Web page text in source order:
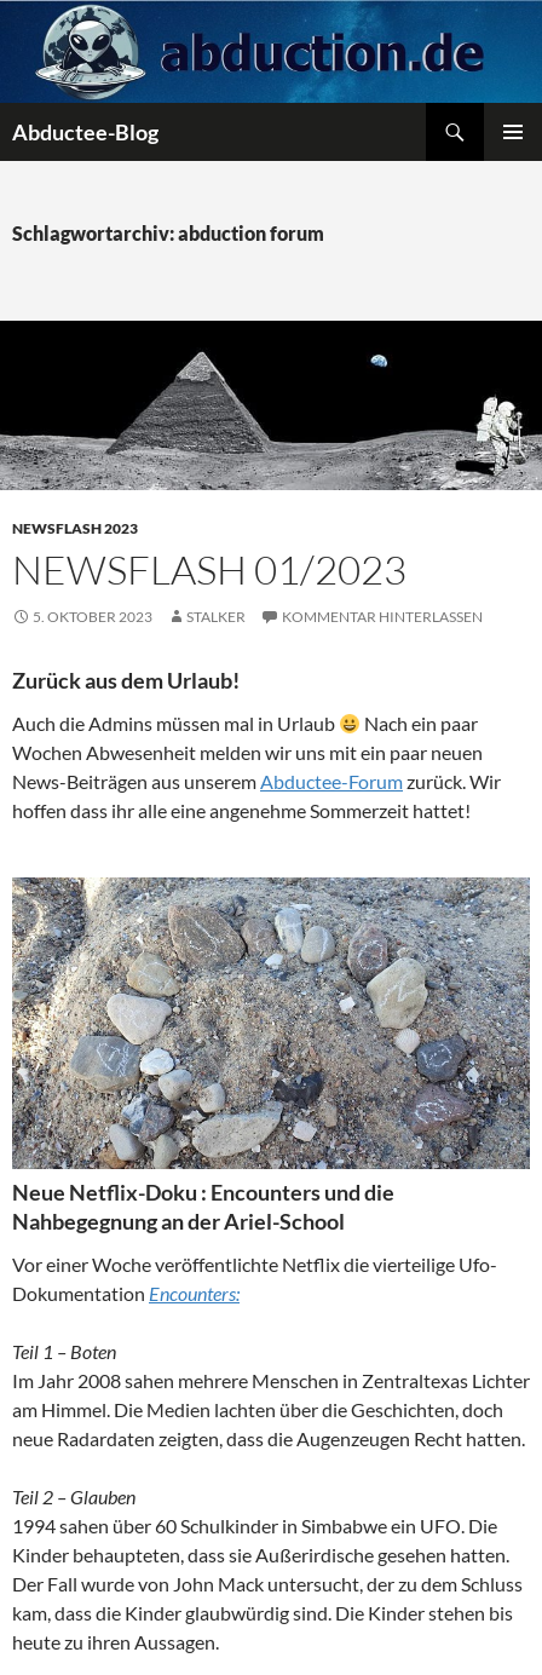
Inhalt
springen
Abductee-Blog
Schlagwortarchiv: abduction forum
NEWSFLASH 2023
NEWSFLASH 01/2023
5. OKTOBER 2023 STALKER KOMMENTAR HINTERLASSEN
Zurück aus dem Urlaub!
Auch die Admins müssen mal in Urlaub
Nach ein paar
Wochen Abwesenheit melden wir uns mit ein paar neuen
News-Beiträgen aus unseremAbductee-Forumzurück. Wir
hoffen dass ihr alle eine angenehme Sommerzeit hattet!
Neue Netflix-Doku : Encounters und die
Nahbegegnung an der Ariel-School
Vor einer Woche veröffentlichte Netflix die vierteilige Ufo-
Dokumentation Encounters:
Teil 1 – Boten
Im Jahr 2008 sahen mehrere Menschen in Zentraltexas Lichter
am Himmel. Die Medien lachten über die Geschichten, doch
neue Radardaten zeigten, dass die Augenzeugen Recht hatten.
Teil 2 – Glauben
1994 sahen über 60 Schulkinder in Simbabwe ein UFO. Die
Kinder behaupteten, dass sie Außerirdische gesehen hatten.
Der Fall wurde von John Mack untersucht, der zu dem Schluss
kam, dass die Kinder glaubwürdig sind. Die Kinder stehen bis
heute zu ihren Aussagen.